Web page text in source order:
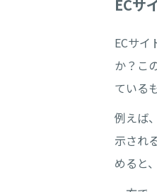
ECサ
ECサイ
か？こ
ている
例えば
示され
めると